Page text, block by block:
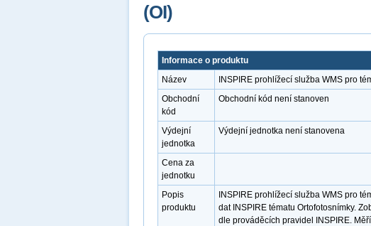
(OI)
Informace o produktu
Název
INSPIRE prohlížecí služba WMS pro
Obchodní
kód
Obchodní kód není stanoven
Výdejní
jednotka
Výdejní jednotka není stanovena
Cena za
jednotku
Popis
produktu
INSPIRE prohlížecí služba WMS pro
dat INSPIRE tématu Ortofotosnímky.
dle prováděcích pravidel INSPIRE.